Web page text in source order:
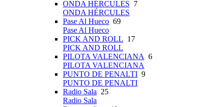
ONDA HÉRCULES 7
ONDA HÉRCULES
Pase Al Hueco 69
Pase Al Hueco
PICK AND ROLL 17
PICK AND ROLL
PILOTA VALENCIANA 6
PILOTA VALENCIANA
PUNTO DE PENALTI 9
PUNTO DE PENALTI
Radio Sala 25
Radio Sala